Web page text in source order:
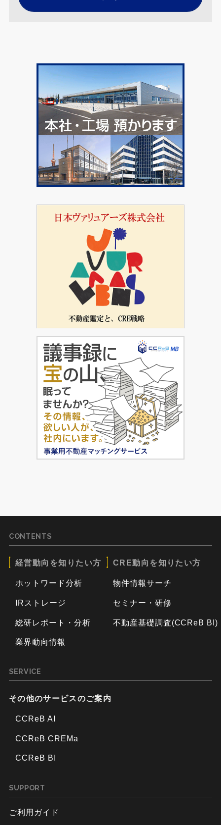
CONTENTS
経営動向を知りたい方
ホットワード分析
IRストレージ
総研レポート・分析
業界動向情報
CRE動向を知りたい方
物件情報サーチ
セミナー・研修
不動産基礎調査(CCReB BI)
SERVICE
その他のサービスのご案内
CCReB AI
CCReB CREMa
CCReB BI
SUPPORT
ご利用ガイド